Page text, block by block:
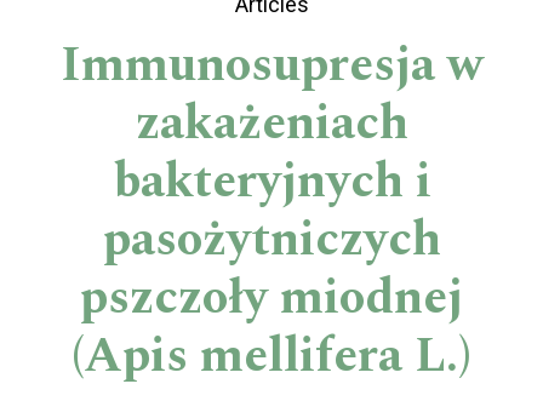
Immunosupresja w
zakażeniach
bakteryjnych i
pasożytniczych
pszczoły miodnej
(Apis mellifera L.)